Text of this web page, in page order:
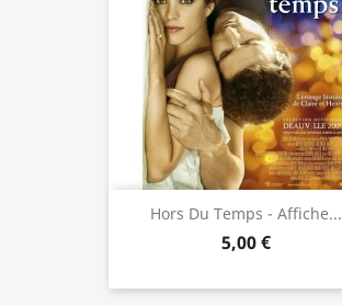
Hors Du Temps - Affiche...
5,00 €